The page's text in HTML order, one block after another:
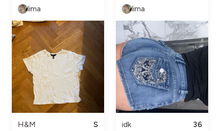
lima
H&M
S
lima
idk
36